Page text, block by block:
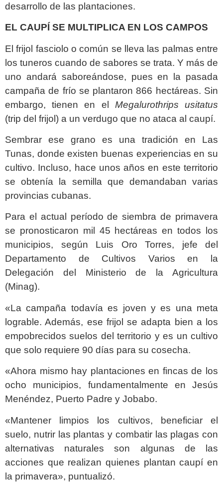
desarrollo de las plantaciones.
EL CAUPÍ SE MULTIPLICA EN LOS CAMPOS
El frijol fasciolo o común se lleva las palmas entre
los tuneros cuando de sabores se trata. Y más de
uno andará saboreándose, pues en la pasada
campaña de frío se plantaron 866 hectáreas. Sin
embargo, tienen en el Megalurothrips usitatus
(trip del frijol) a un verdugo que no ataca al caupí.
Sembrar ese grano es una tradición en Las
Tunas, donde existen buenas experiencias en su
cultivo. Incluso, hace unos años en este territorio
se obtenía la semilla que demandaban varias
provincias cubanas.
Para el actual período de siembra de primavera
se pronosticaron mil 45 hectáreas en todos los
municipios, según Luis Oro Torres, jefe del
Departamento de Cultivos Varios en la
Delegación del Ministerio de la Agricultura
(Minag).
«La campaña todavía es joven y es una meta
lograble. Además, ese frijol se adapta bien a los
empobrecidos suelos del territorio y es un cultivo
que solo requiere 90 días para su cosecha.
«Ahora mismo hay plantaciones en fincas de los
ocho municipios, fundamentalmente en Jesús
Menéndez, Puerto Padre y Jobabo.
«Mantener limpios los cultivos, beneficiar el
suelo, nutrir las plantas y combatir las plagas con
alternativas naturales son algunas de las
acciones que realizan quienes plantan caupí en
la primavera», puntualizó.